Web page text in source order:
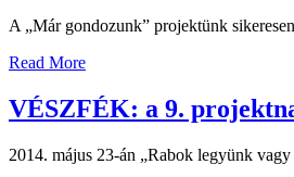
A „Már gondozunk” projektünk
Read More
VÉSZFÉK: a 9.
2014. május 23-án „Rabok legyünk